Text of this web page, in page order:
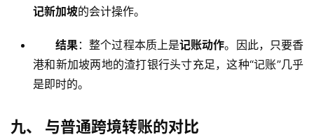
球
照
记新加坡的会计操作。
结果：整个过程本质上是记账动作。因此，只要香
港和新加坡两地的渣打银行头寸充足，这种“记账”几乎
是即时的。
九、 与普通跨境转账的对比